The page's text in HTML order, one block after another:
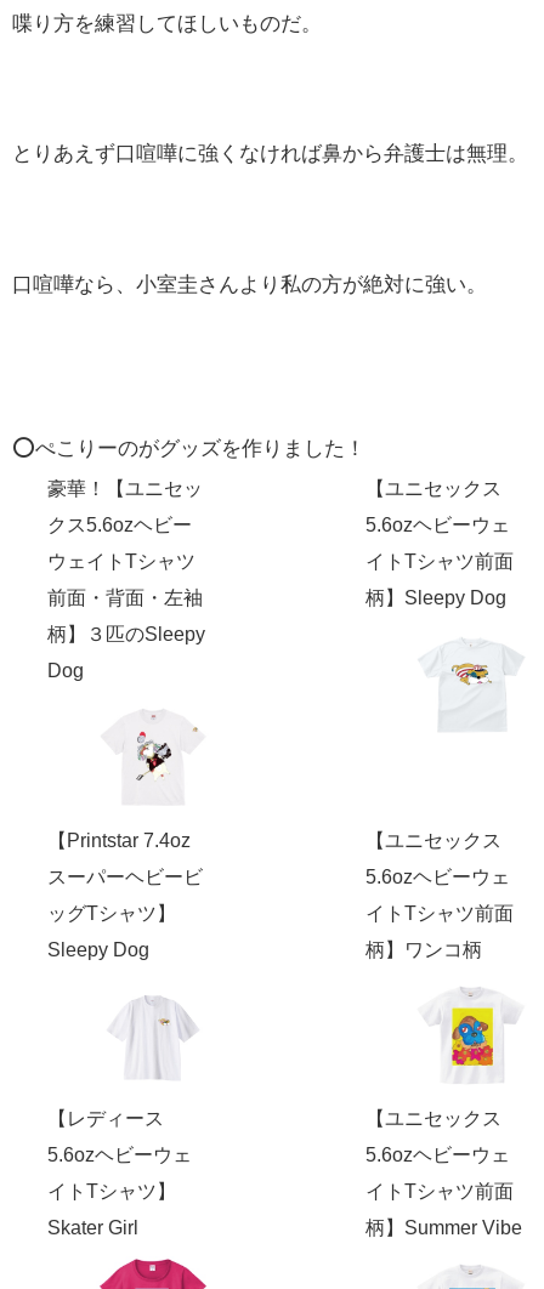
喋り方を練習してほしいものだ。
とりあえず口喧嘩に強くなければ鼻から弁護士は無理。
口喧嘩なら、小室圭さんより私の方が絶対に強い。
⭕️ぺこりーのがグッズを作りました！
豪華！【ユニセッ
クス5.6ozヘビー
ウェイトTシャツ
前面・背面・左袖
柄】３匹のSleepy
Dog
【ユニセックス
5.6ozヘビーウェ
イトTシャツ前面
柄】Sleepy Dog
【Printstar 7.4oz
スーパーヘビービ
ッグTシャツ】
Sleepy Dog
【ユニセックス
5.6ozヘビーウェ
イトTシャツ前面
柄】ワンコ柄
【レディース
5.6ozヘビーウェ
イトTシャツ】
Skater Girl
【ユニセックス
5.6ozヘビーウェ
イトTシャツ前面
柄】Summer Vibe